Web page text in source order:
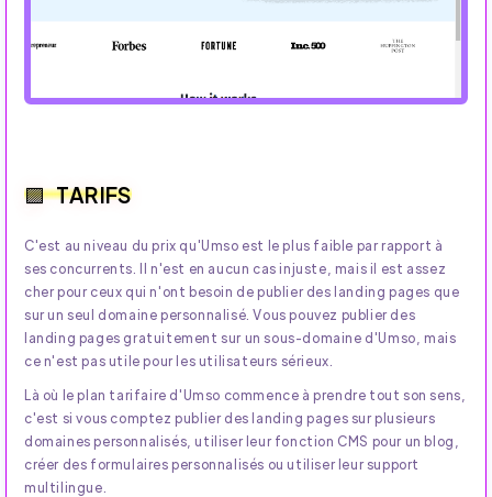
TARIFS
C'est au niveau du prix qu'Umso est le plus faible par rapport à
ses concurrents. Il n'est en aucun cas injuste, mais il est assez
cher pour ceux qui n'ont besoin de publier des landing pages que
sur un seul domaine personnalisé. Vous pouvez publier des
landing pages gratuitement sur un sous-domaine d'Umso, mais
ce n'est pas utile pour les utilisateurs sérieux.
Là où le plan tarifaire d'Umso commence à prendre tout son sens,
c'est si vous comptez publier des landing pages sur plusieurs
domaines personnalisés, utiliser leur fonction CMS pour un blog,
créer des formulaires personnalisés ou utiliser leur support
multilingue.